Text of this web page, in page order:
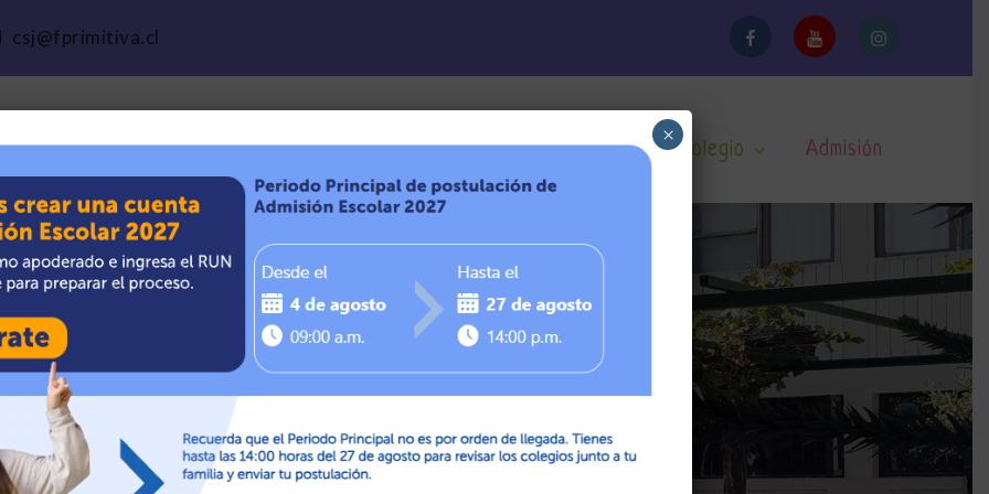
csj@fprimitiva.cl facebookYoutubeInstagram
José de Calle Larga Inicio Noticias Colegio Admisión
Documentos
×